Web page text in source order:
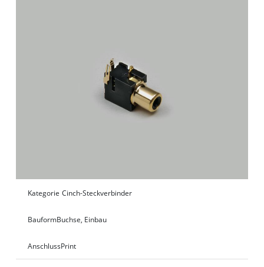
Kategorie Cinch-Steckverbinder
BauformBuchse, Einbau
AnschlussPrint